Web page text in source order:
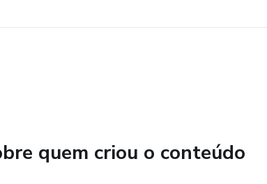
quem criou o conteúdo